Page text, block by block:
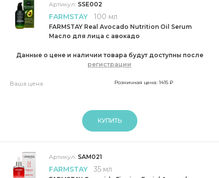
Артикул: SSE002
FARMSTAY 100 мл
FARMSTAY Real Avocado Nutrition Oil Serum
Масло для лица с авокадо
Данные о цене и наличии товара будут доступны после
регистрации
Ваша цена Розничная цена: 1415 ₽
КУПИТЬ
Артикул: SAM021
FARMSTAY 35 мл